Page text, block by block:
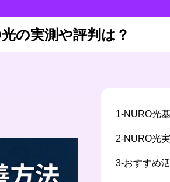
の実測や評判は？
1-NURO光
2-NURO光
3-おすすめ